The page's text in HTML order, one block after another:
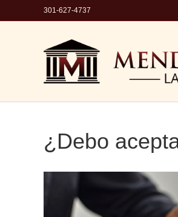
301-627-4737
¿Debo